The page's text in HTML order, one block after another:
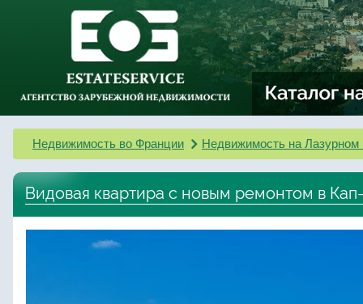
Недвижимость во Франции Недвижимость на Лазурном
Видовая квартира с новым ремонтом в